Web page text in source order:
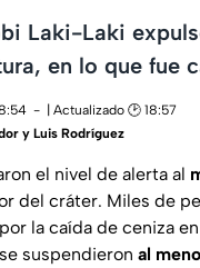
Laki-Laki
en lo que fue
| Actualizado 🕑 18:57
y Luis Rodríguez
el nivel de alerta al
del cráter. Miles de
la caída de ceniza
suspendieron al